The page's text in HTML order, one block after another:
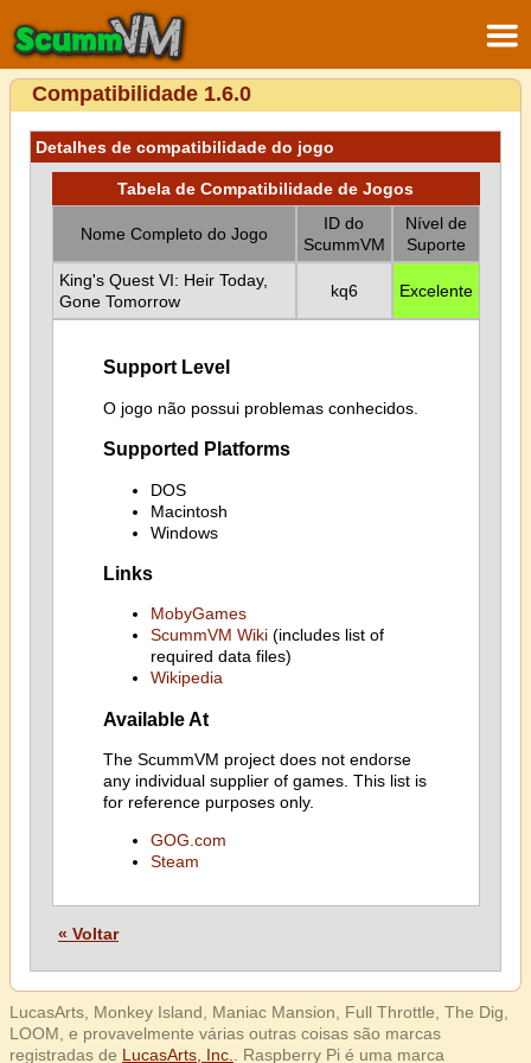
Compatibilidade 1.6.0
Detalhes de compatibilidade do jogo
Tabela de Compatibilidade de Jogos
Nome Completo do Jogo
ID do
ScummVM
Nível de
Suporte
King's Quest VI: Heir Today,
Gone Tomorrow
kq6 Excelente
Support Level
O jogo não possui problemas conhecidos.
Supported Platforms
DOS
Macintosh
Windows
Links
MobyGames
ScummVM Wiki(includes list of
required data files)
Wikipedia
Available At
The ScummVM project does not endorse
any individual supplier of games. This list is
for reference purposes only.
GOG.com
Steam
« Voltar
LucasArts, Monkey Island, Maniac Mansion, Full Throttle, The Dig,
LOOM, e provavelmente várias outras coisas são marcas
registradas de LucasArts, Inc. . Raspberry Pi é uma marca